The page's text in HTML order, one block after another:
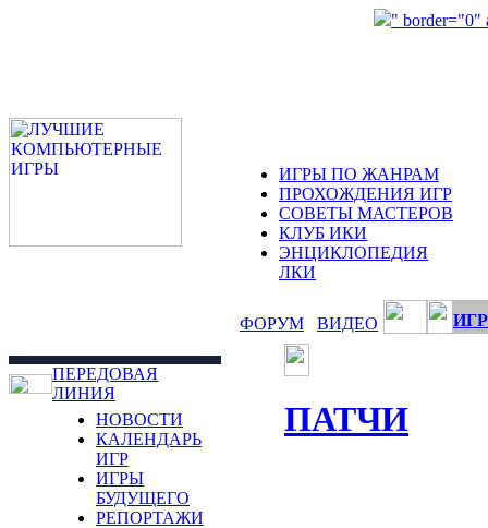
" border="0"
ИГРЫ ПО ЖАНРАМ
ПРОХОЖДЕНИЯ ИГР
СОВЕТЫ МАСТЕРОВ
КЛУБ ИКИ
ЭНЦИКЛОПЕДИЯ
ЛКИ
ФОРУМ ВИДЕО
ПЕРЕДОВАЯ
ЛИНИЯ
НОВОСТИ
КАЛЕНДАРЬ
ИГР
ИГРЫ
БУДУЩЕГО
РЕПОРТАЖИ
ПАТЧИ